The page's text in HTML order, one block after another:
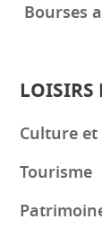
Bourses
LOISIRS
Culture
Tourisme